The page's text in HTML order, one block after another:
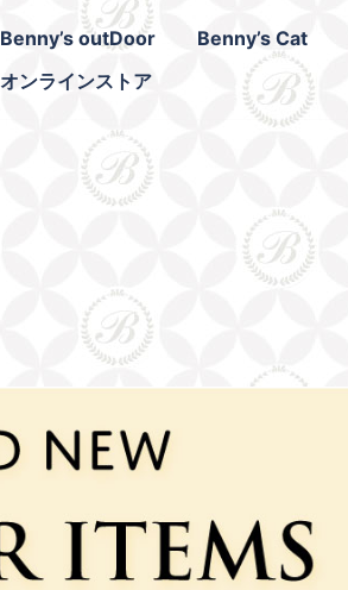
Benny’s outDoor Benny’s Cat
オンラインストア